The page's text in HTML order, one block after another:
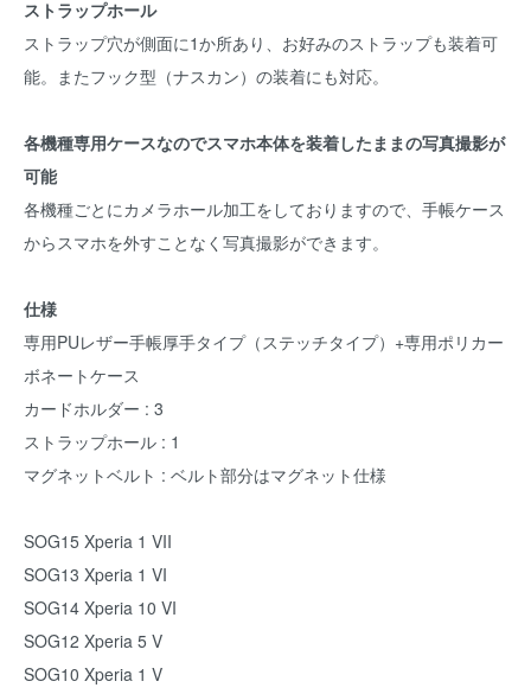
ストラップホール
ストラップ穴が側面に1か所あり、お好みのストラップも装着可
能。またフック型（ナスカン）の装着にも対応。
各機種専用ケースなのでスマホ本体を装着したままの写真撮影が
可能
各機種ごとにカメラホール加工をしておりますので、手帳ケース
からスマホを外すことなく写真撮影ができます。
仕様
専用PUレザー手帳厚手タイプ（ステッチタイプ）+専用ポリカー
ボネートケース
カードホルダー : 3
ストラップホール : 1
マグネットベルト : ベルト部分はマグネット仕様
SOG15 Xperia 1 VII
SOG13 Xperia 1 VI
SOG14 Xperia 10 VI
SOG12 Xperia 5 V
SOG10 Xperia 1 V